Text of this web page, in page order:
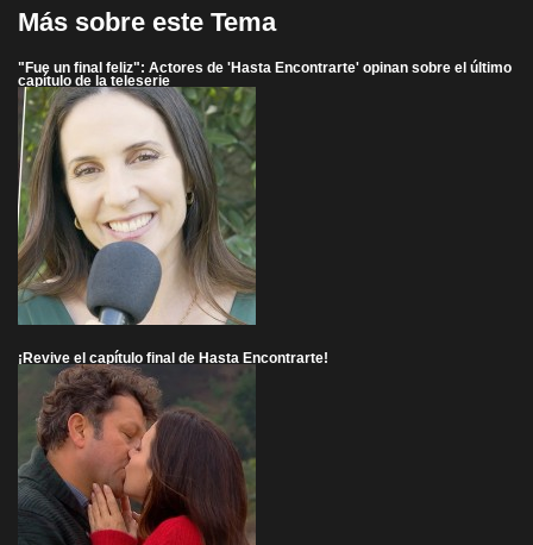
Más sobre este Tema
"Fue un final feliz": Actores de 'Hasta Encontrarte' opinan sobre el último
capítulo de la teleserie
¡Revive el capítulo final de Hasta Encontrarte!